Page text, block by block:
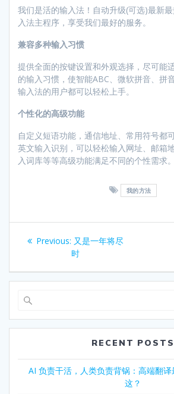
我们是活的输入法！自动升级(可选)最新
入法主程序，享受我们最好的服务。
兼容多种输入习惯
提供全面的按键设置和外观选择，尽可能
的输入习惯，使智能ABC、微软拼音、拼
输入法的用户都可以轻松上手。
个性化的高级功能
自定义短语功能，通信地址、常用符号都
英文输入识别，可以轻松输入网址、邮箱
入词库等等高级功能满足不同的个性需求。
我的方法
Post
navigation
Previous: Previous
post:
又是一年将尽
时
RECENT POSTS
AI 负责干活，人类负责背锅：高端翻
这？